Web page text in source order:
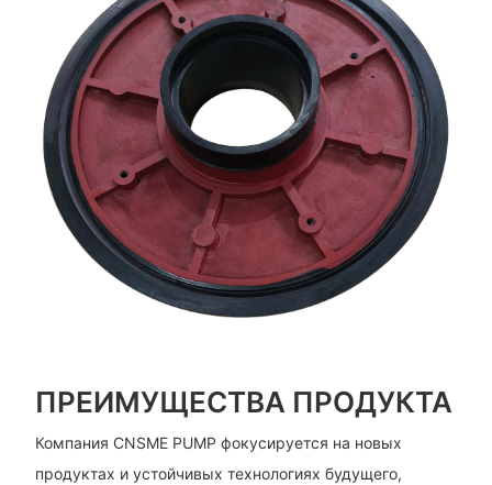
ПРЕИМУЩЕСТВА ПРОДУКТА
Компания CNSME PUMP фокусируется на новых
продуктах и ​​устойчивых технологиях будущего,